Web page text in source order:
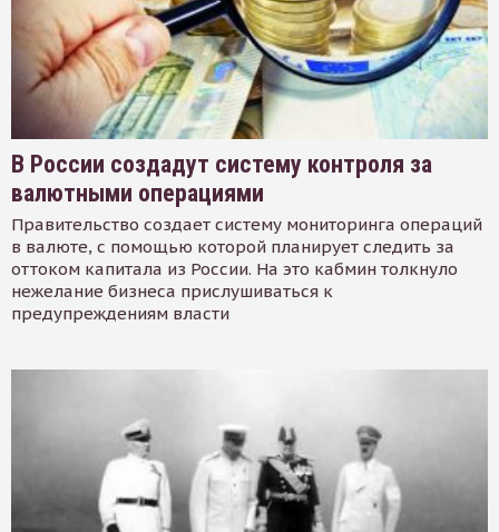
В России создадут систему контроля за
валютными операциями
Правительство создает систему мониторинга операций
в валюте, с помощью которой планирует следить за
оттоком капитала из России. На это кабмин толкнуло
нежелание бизнеса прислушиваться к
предупреждениям власти